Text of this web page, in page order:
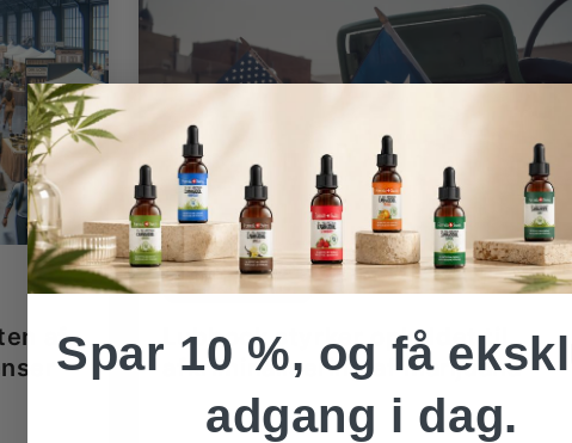
af
Forenede Stater
Lubbock styrker opkaldet til
afkriminalisering af marijuana
Spar 10 %, og få
adgang i dag.